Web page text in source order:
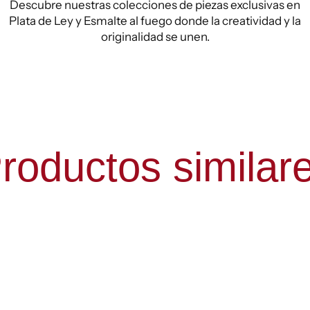
Descubre nuestras colecciones de piezas exclusivas en
Plata de Ley y Esmalte al fuego donde la creatividad y la
originalidad se unen.